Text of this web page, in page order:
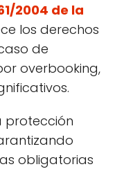
2004 de la
los derechos
de
overbooking,
protección
obligatorias